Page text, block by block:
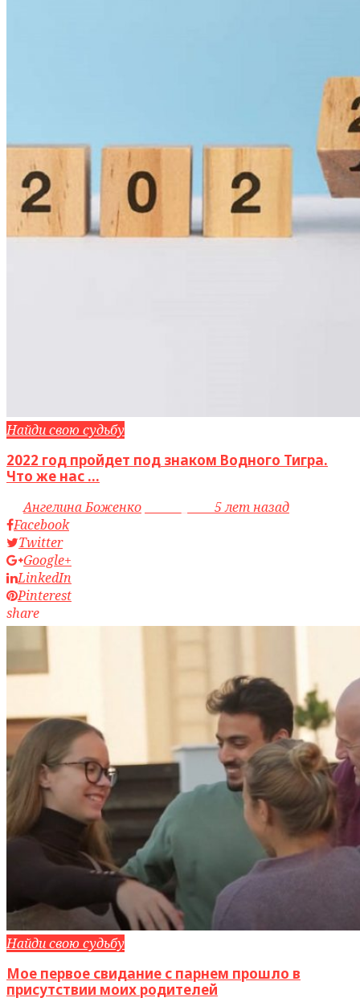
Найди свою судьбу
2022 год пройдет под знаком Водного Тигра.
Что же нас ...
byАнгелина Боженко
5 лет назад
Facebook
Twitter
Google+
LinkedIn
Pinterest
share
Найди свою судьбу
Мое первое свидание с парнем прошло в
присутствии моих родителей